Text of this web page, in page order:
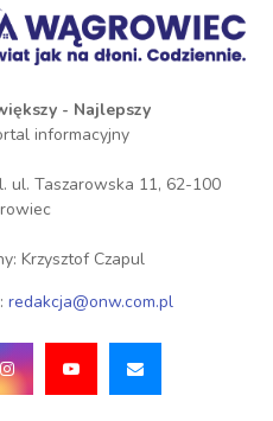
- Najlepszy
informacyjny
ul. Taszarowska 11, 62-100
Krzysztof Czapul
redakcja@onw.com.pl